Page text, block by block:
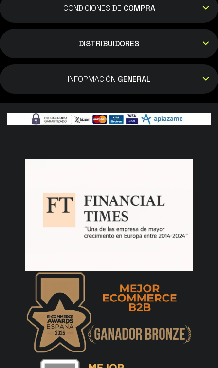
CONDICIONES DE COMPRA
DISTRIBUIDORES
INFORMACIÓN GENERAL